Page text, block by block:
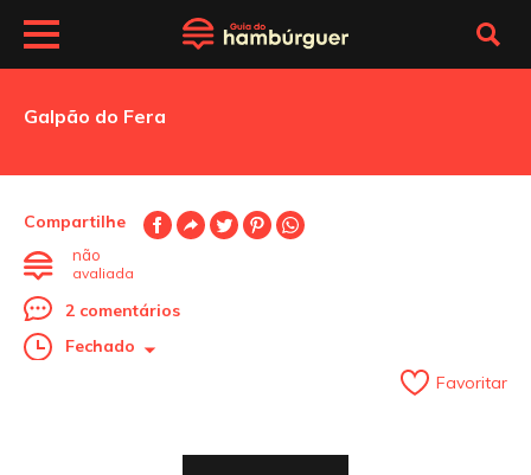
Galpão do Fera
Compartilhe
não
avaliada
2 comentários
Fechado
Favoritar